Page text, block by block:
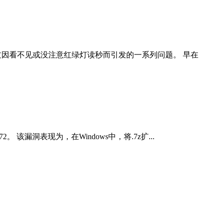
看不见或没注意红绿灯读秒而引发的一系列问题。 早在
。 该漏洞表现为，在Windows中，将.7z扩...